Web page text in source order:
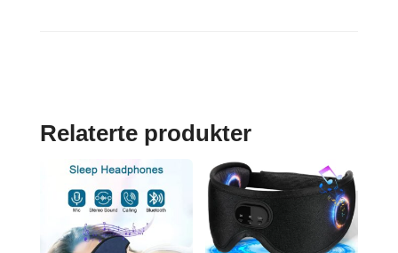
Relaterte produkter